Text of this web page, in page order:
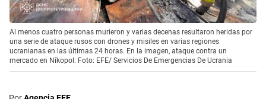
Al menos cuatro personas murieron y varias decenas resultaron heridas por
una serie de ataque rusos con drones y misiles en varias regiones
ucranianas en las últimas 24 horas. En la imagen, ataque contra un
mercado en Níkopol. Foto: EFE/ Servicios De Emergencias De Ucrania